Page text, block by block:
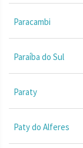
Paracambi
Paraíba do Sul
Paraty
Paty do Alferes